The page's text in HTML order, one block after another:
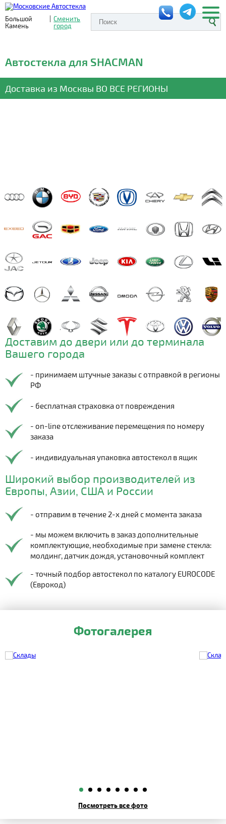
Большой
Камень
| Сменить
город
Автостекла для SHACMAN
Доставка из Москвы ВО ВСЕ РЕГИОНЫ
Доставим до двери или до терминала
Вашего города
- принимаем штучные заказы с отправкой в регионы
РФ
- бесплатная страховка от повреждения
- on-line отслеживание перемещения по номеру
заказа
- индивидуальная упаковка автостекол в ящик
Широкий выбор производителей из
Европы, Азии, США и России
- отправим в течение 2-х дней с момента заказа
- мы можем включить в заказ дополнительные
комплектующие, необходимые при замене стекла:
молдинг, датчик дождя, установочный комплект
- точный подбор автостекол по каталогу EUROCODE
(Еврокод)
Фотогалерея
Посмотреть все фото